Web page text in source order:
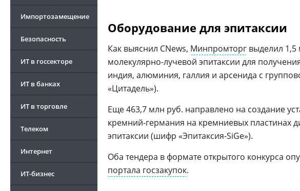
Импортозамещение
Безопасность
ИТ в госсекторе
ИТ в банках
ИТ в торговле
Телеком
Интернет
ИТ-бизнес
Оборудование для эпитаксии
Как выяснил CNews, Минпромторг выделил 1,5
молекулярно-лучевой эпитаксии для
индия, алюминия, галлия и арсенида с
«Цитадель»).
Еще 463,7 млн руб. направлено на создание
кремний-германия на кремниевых пластинах
эпитаксии (шифр «Эпитаксия-SiGe»).
Оба тендера в формате открытого конкурса
портала госзакупок.